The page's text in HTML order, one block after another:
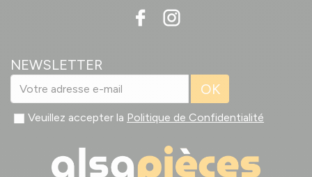
NEWSLETTER
OK
Veuillez accepter la Politique de Confidentialité